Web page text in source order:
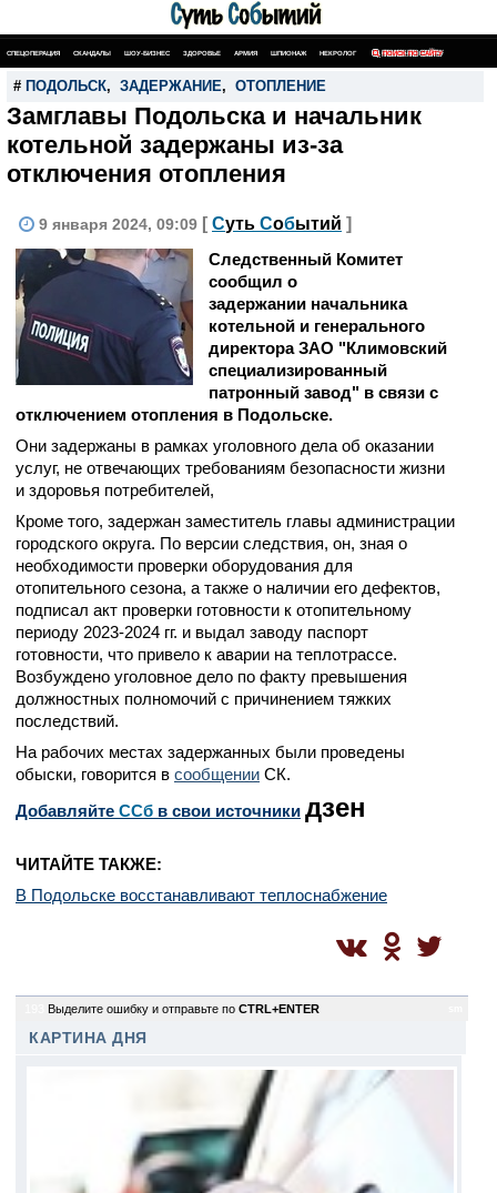
СПЕЦОПЕРАЦИЯ СКАНДАЛЫ ШОУ-БИЗНЕС ЗДОРОВЬЕ АРМИЯ ШПИОНАЖ НЕКРОЛОГ ПОИСК ПО САЙТУ
# ПОДОЛЬСК, ЗАДЕРЖАНИЕ, ОТОПЛЕНИЕ
Замглавы Подольска и начальник
котельной задержаны из-за
отключения отопления
9 января 2024, 09:09 [ Суть Событий ]
Следственный Комитет
сообщил о
задержании начальника
котельной и генерального
директора ЗАО "Климовский
специализированный
патронный завод" в связи с
отключением отопления в Подольске.
Они задержаны в рамках уголовного дела об оказании
услуг, не отвечающих требованиям безопасности жизни
и здоровья потребителей,
Кроме того, задержан заместитель главы администрации
городского округа. По версии следствия, он, зная о
необходимости проверки оборудования для
отопительного сезона, а также о наличии его дефектов,
подписал акт проверки готовности к отопительному
периоду 2023-2024 гг. и выдал заводу паспорт
готовности, что привело к аварии на теплотрассе.
Возбуждено уголовное дело по факту превышения
должностных полномочий с причинением тяжких
последствий.
На рабочих местах задержанных были проведены
обыски, говорится в сообщении СК.
Добавляйте CСб в свои источники дзен
ЧИТАЙТЕ ТАКЖЕ:
В Подольске восстанавливают теплоснабжение
Выделите ошибку и отправьте по CTRL+ENTER
КАРТИНА ДНЯ